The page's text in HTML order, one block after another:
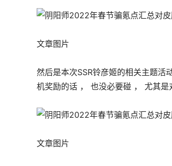
文章图片
然后是本次SSR铃彦姬的相关主题
机奖励的话 ， 也没必要碰 ， 尤其
文章图片